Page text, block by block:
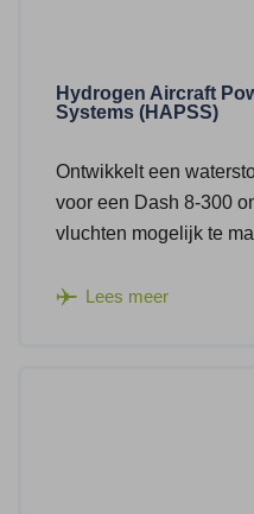
Hydrogen Aircraft
Systems (HAPSS)
Ontwikkelt een
voor een Dash 8-300
vluchten mogelijk te
Lees meer